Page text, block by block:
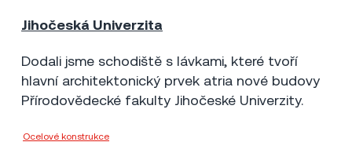
Jihočeská Univerzita
Dodali jsme schodiště s lávkami, které tvoří
hlavní architektonický prvek atria nové budovy
Přírodovědecké fakulty Jihočeské Univerzity.
Ocelové konstrukce